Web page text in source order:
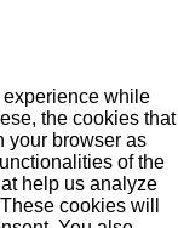
while
the cookies that
your browser as
of the
help us analyze
cookies will